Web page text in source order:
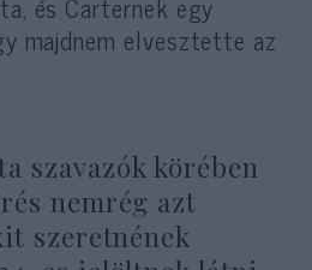
majdnem elvesztette az
szavazók körében
nemrég azt
szeretnének